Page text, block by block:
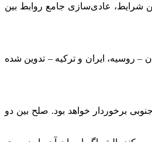
شرایط، عادی‌سازی جامع روابط بین
روسیه، ایران و ترکیه – تدوین شده
برخوردار خواهد بود. صلح بین دو